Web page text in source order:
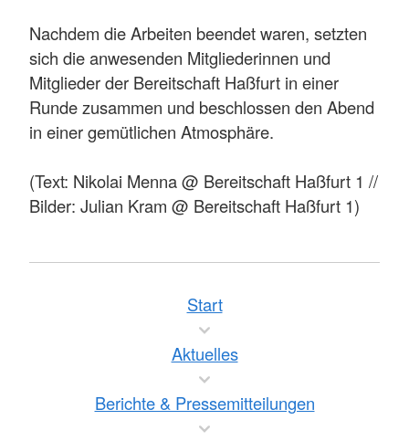
Nachdem die Arbeiten beendet waren, setzten
sich die anwesenden Mitgliederinnen und
Mitglieder der Bereitschaft Haßfurt in einer
Runde zusammen und beschlossen den Abend
in einer gemütlichen Atmosphäre.
(Text: Nikolai Menna @ Bereitschaft Haßfurt 1 //
Bilder: Julian Kram @ Bereitschaft Haßfurt 1)
Start
Aktuelles
Berichte & Pressemitteilungen